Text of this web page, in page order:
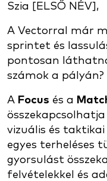
Szia [ELSŐ NÉV],
A Vectorral már
sprintet és
pontosan
számok a pályán?
A Focus és a
vizuális és
egyes terheléses
gyorsulást
felvételekkel és